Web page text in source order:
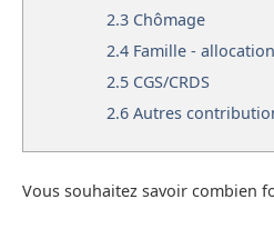
2.3 Chômage
2.4 Famille -
2.5 CGS/CRDS
2.6 Autres
Vous souhaitez savoir combien